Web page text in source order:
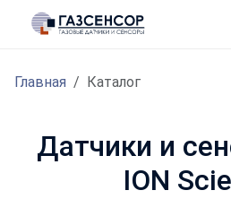
Главная Каталог
Датчики и
ION